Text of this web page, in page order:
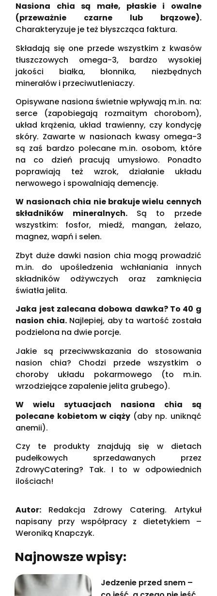
Nasiona chia są małe, płaskie i owalne
(przeważnie czarne lub brązowe).
Charakteryzuje je też błyszcząca faktura.
Składają się one przede wszystkim z kwasów
tłuszczowych omega-3, bardzo wysokiej
jakości białka, błonnika, niezbędnych
minerałów i przeciwutleniaczy.
Opisywane nasiona świetnie wpływają m.in. na:
serce (zapobiegają rozmaitym chorobom),
układ krążenia, układ trawienny, czy kondycję
skóry. Zawarte w nasionach kwasy omega-3
są zaś bardzo polecane m.in. osobom, które
na co dzień pracują umysłowo. Ponadto
poprawiają też wzrok, działanie układu
nerwowego i spowalniają demencję.
W nasionach chia nie brakuje wielu cennych
składników mineralnych. Są to przede
wszystkim: fosfor, miedź, mangan, żelazo,
magnez, wapń i selen.
Zbyt duże dawki nasion chia mogą prowadzić
m.in. do upośledzenia wchłaniania innych
składników odżywczych oraz zamknięcia
światła jelita.
Jaka jest zalecana dobowa dawka? To 40 g
nasion chia. Najlepiej, aby ta wartość została
podzielona na dwie porcje.
Jakie są przeciwwskazania do stosowania
nasion chia? Chodzi przede wszystkim o
choroby układu pokarmowego (to m.in.
wrzodziejące zapalenie jelita grubego).
W wielu sytuacjach nasiona chia są
polecane kobietom w ciąży (aby np. uniknąć
anemii).
Czy te produkty znajdują się w dietach
pudełkowych sprzedawanych przez
ZdrowyCatering? Tak. I to w odpowiednich
ilościach!
Autor: Redakcja Zdrowy Catering. Artykuł
napisany przy współpracy z dietetykiem –
Weroniką Knapczyk.
Najnowsze wpisy:
Jedzenie przed snem –